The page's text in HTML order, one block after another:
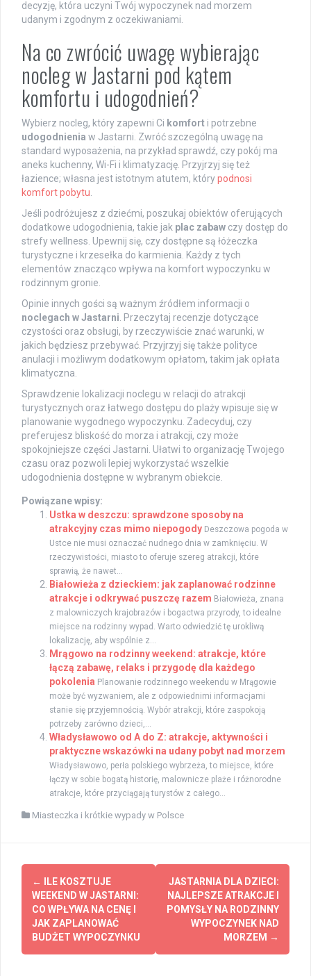
decyzję, która uczyni Twój wypoczynek nad morzem
udanym i zgodnym z oczekiwaniami.
Na co zwrócić uwagę wybierając
nocleg w Jastarni pod kątem
komfortu i udogodnień?
Wybierz nocleg, który zapewni Ci komfort i potrzebne
udogodnienia w Jastarni. Zwróć szczególną uwagę na
standard wyposażenia, na przykład sprawdź, czy pokój ma
aneks kuchenny, Wi-Fi i klimatyzację. Przyjrzyj się też
łazience; własna jest istotnym atutem, którypodnosi
komfort pobytu
Jeśli podróżujesz z dziećmi, poszukaj obiektów oferujących
dodatkowe udogodnienia, takie jak plac zabaw czy dostęp do
strefy wellness. Upewnij się, czy dostępne są łóżeczka
turystyczne i krzesełka do karmienia. Każdy z tych
elementów znacząco wpływa na komfort wypoczynku w
rodzinnym gronie.
Opinie innych gości są ważnym źródłem informacji o
noclegach w Jastarni . Przeczytaj recenzje dotyczące
czystości oraz obsługi, by rzeczywiście znać warunki, w
jakich będziesz przebywać. Przyjrzyj się także polityce
anulacji i możliwym dodatkowym opłatom, takim jak opłata
klimatyczna.
Sprawdzenie lokalizacji noclegu w relacji do atrakcji
turystycznych oraz łatwego dostępu do plaży wpisuje się w
planowanie wygodnego wypoczynku. Zadecyduj, czy
preferujesz bliskość do morza i atrakcji, czy może
spokojniejsze części Jastarni. Ułatwi to organizację Twojego
czasu oraz pozwoli lepiej wykorzystać wszelkie
udogodnienia dostępne w wybranym obiekcie.
Powiązane wpisy:
Ustka w deszczu: sprawdzone sposoby na
atrakcyjny czas mimo niepogody Deszczowa pogoda w
Ustce nie musi oznaczać nudnego dnia w zamknięciu. W
rzeczywistości, miasto to oferuje szereg atrakcji, które
sprawią, że nawet...
Białowieża z dzieckiem: jak zaplanować rodzinne
atrakcje i odkrywać puszczę razem Białowieża, znana
z malowniczych krajobrazów i bogactwa przyrody, to idealne
miejsce na rodzinny wypad. Warto odwiedzić tę urokliwą
lokalizację, aby wspólnie z...
Mrągowo na rodzinny weekend: atrakcje, które
łączą zabawę, relaks i przygodę dla każdego
pokolenia Planowanie rodzinnego weekendu w Mrągowie
może być wyzwaniem, ale z odpowiednimi informacjami
stanie się przyjemnością. Wybór atrakcji, które zaspokoją
potrzeby zarówno dzieci,...
Władysławowo od A do Z: atrakcje, aktywności i
praktyczne wskazówki na udany pobyt nad morzem
Władysławowo, perła polskiego wybrzeża, to miejsce, które
łączy w sobie bogatą historię, malownicze plaże i różnorodne
atrakcje, które przyciągają turystów z całego...
Miasteczka i krótkie wypady w Polsce
Zobacz
wpisy
← ILE KOSZTUJE
WEEKEND W JASTARNI:
CO WPŁYWA NA CENĘ I
JAK ZAPLANOWAĆ
BUDŻET WYPOCZYNKU
JASTARNIA DLA DZIECI:
NAJLEPSZE ATRAKCJE I
POMYSŁY NA RODZINNY
WYPOCZYNEK NAD
MORZEM →